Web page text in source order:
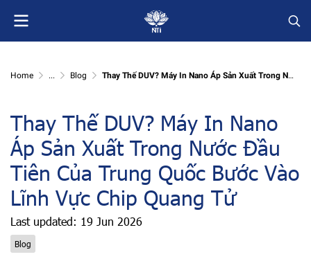
Home ... Blog Thay Thế DUV? Máy In Nano Áp Sản Xuất Trong Nước Đầu Tiên Của Trung Quốc Bước Vào Lĩnh Vực Chip Quang Tử
Thay Thế DUV? Máy In Nano
Áp Sản Xuất Trong Nước Đầu
Tiên Của Trung Quốc Bước Vào
Lĩnh Vực Chip Quang Tử
Last updated: 19 Jun 2026
Blog